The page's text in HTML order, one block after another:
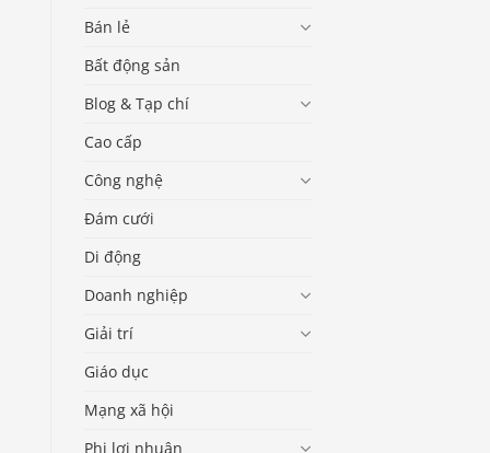
Bán lẻ
Bất động sản
Blog & Tạp chí
Cao cấp
Công nghệ
Đám cưới
Di động
Doanh nghiệp
Giải trí
Giáo dục
Mạng xã hội
Phi lợi nhuận